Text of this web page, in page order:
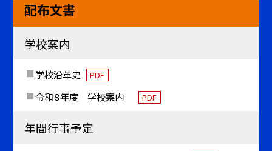
配布文書
学校案内
学校沿革史 PDF
令和８年度 学校案内 PDF
年間行事予定